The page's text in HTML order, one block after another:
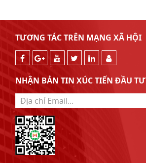
TƯƠNG TÁC TRÊN MẠNG XÃ HỘI
NHẬN BẢN TIN XÚC TIẾN ĐẦU TƯ